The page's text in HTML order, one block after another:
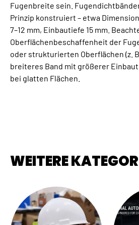
Fugenbreite sein.
Prinzip konstruiert – etwa
7–12 mm, Einbautiefe 15 mm.
Oberflächenbeschaffenheit der
oder strukturierten Oberflächen (z.
breiteres Band mit größerer
bei glatten Flächen.
WEITERE